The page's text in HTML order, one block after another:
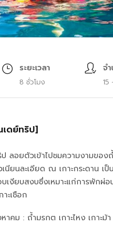
ระยะเวลา
8 ชั่วโมง
จ
15
เดย์ทริป]
ลอยตัวเข้าไปชมความงามขอ
ยนละเอียด ณ เกาะกระดาน เ
บเงียบสงบซึ่งเหมาะแก่การพักผ่
ะเชือก
ม : ถ้ำมรกต เกาะไหง เกาะม้า